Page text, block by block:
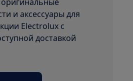
и аксессуары для
Electrolux с
доставкой